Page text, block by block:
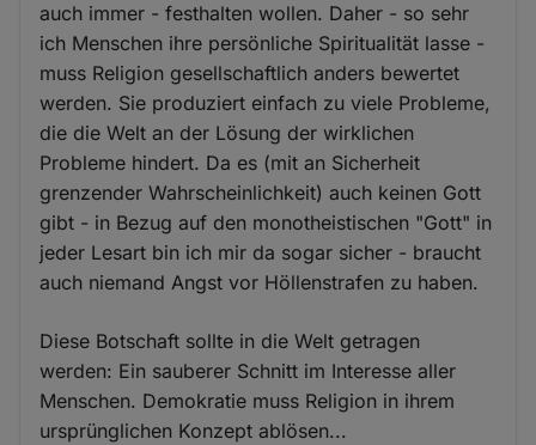
auch immer - festhalten wollen. Daher - so sehr
ich Menschen ihre persönliche Spiritualität lasse -
muss Religion gesellschaftlich anders bewertet
werden. Sie produziert einfach zu viele Probleme,
die die Welt an der Lösung der wirklichen
Probleme hindert. Da es (mit an Sicherheit
grenzender Wahrscheinlichkeit) auch keinen Gott
gibt - in Bezug auf den monotheistischen "Gott" in
jeder Lesart bin ich mir da sogar sicher - braucht
auch niemand Angst vor Höllenstrafen zu haben.
Diese Botschaft sollte in die Welt getragen
werden: Ein sauberer Schnitt im Interesse aller
Menschen. Demokratie muss Religion in ihrem
ursprünglichen Konzept ablösen...